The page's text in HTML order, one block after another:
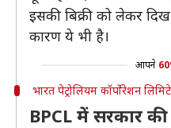
इसकी बिक्री को लेकर
कारण ये भी है।
आपने
भारत पेट्रोलियम कॉर्पोरेशन
BPCL में सरकार की